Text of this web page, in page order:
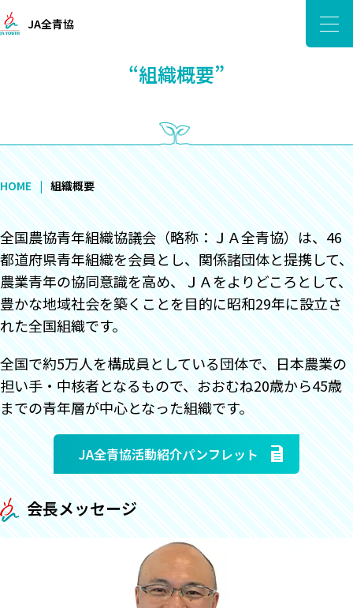
JA全青協
“組織概要”
HOME 組織概要
全国農協青年組織協議会（略称：ＪＡ全青協）は、46
都道府県青年組織を会員とし、関係諸団体と提携して、
農業青年の協同意識を高め、ＪＡをよりどころとして、
豊かな地域社会を築くことを目的に昭和29年に設立さ
れた全国組織です。
全国で約5万人を構成員としている団体で、日本農業の
担い手・中核者となるもので、おおむね20歳から45歳
までの青年層が中心となった組織です。
JA全青協活動紹介パンフレット
会長メッセージ